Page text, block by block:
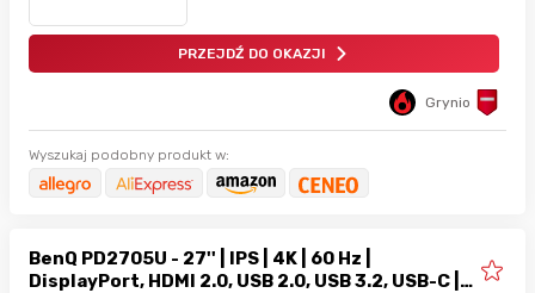
PRZEJDŹ DO OKAZJI
Grynio
Wyszukaj podobny produkt w:
BenQ PD2705U - 27'' | IPS | 4K | 60 Hz |
DisplayPort, HDMI 2.0, USB 2.0, USB 3.2, USB-C |